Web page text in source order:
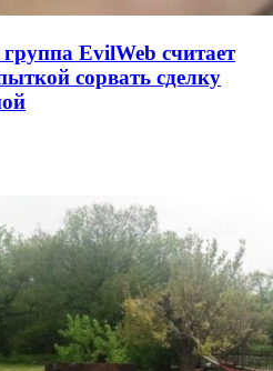
EvilWeb считает
сорвать сделку